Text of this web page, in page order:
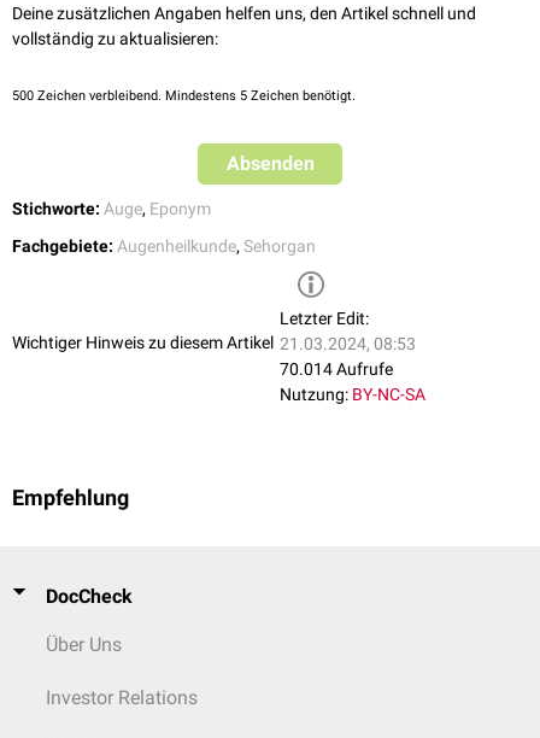
Deine zusätzlichen Angaben helfen uns, den Artikel schnell und
vollständig zu aktualisieren:
500 Zeichen verbleibend. Mindestens 5 Zeichen benötigt.
Absenden
Stichworte: Auge, Eponym
Fachgebiete: Augenheilkunde, Sehorgan
Wichtiger Hinweis zu diesem Artikel
Letzter Edit:
21.03.2024, 08:53
70.014 Aufrufe
Nutzung: BY-NC-SA
Empfehlung
DocCheck
Über Uns
Investor Relations